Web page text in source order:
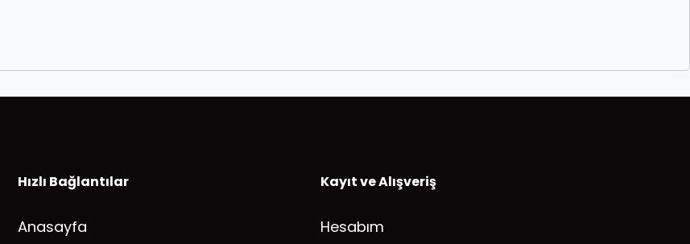
Hızlı Bağlantılar
Anasayfa
Kayıt ve Alışveriş
Hesabım